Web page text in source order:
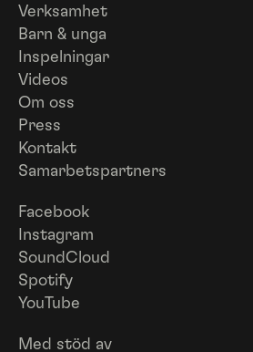
Verksamhet
Barn & unga
Inspelningar
Videos
Om oss
Press
Kontakt
Samarbetspartners
Facebook
Instagram
SoundCloud
Spotify
YouTube
Med stöd av